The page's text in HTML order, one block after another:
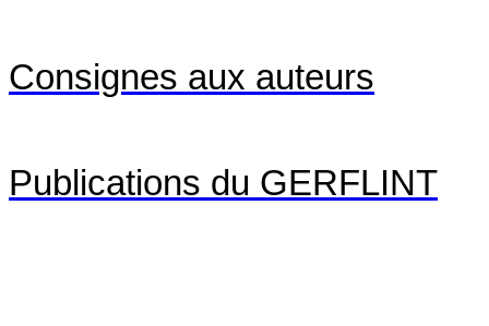
Consignes aux auteurs
Publications du GERFLINT